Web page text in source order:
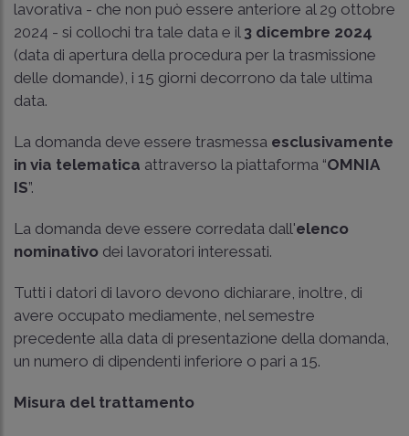
lavorativa - che non può essere anteriore al 29 ottobre
2024 - si collochi tra tale data e il 3 dicembre 2024
(data di apertura della procedura per la trasmissione
delle domande), i 15 giorni decorrono da tale ultima
data.
La domanda deve essere trasmessa esclusivamente
in via telematica attraverso la piattaforma “OMNIA
IS”.
La domanda deve essere corredata dall'elenco
nominativo dei lavoratori interessati.
Tutti i datori di lavoro devono dichiarare, inoltre, di
avere occupato mediamente, nel semestre
precedente alla data di presentazione della domanda,
un numero di dipendenti inferiore o pari a 15.
Misura del trattamento